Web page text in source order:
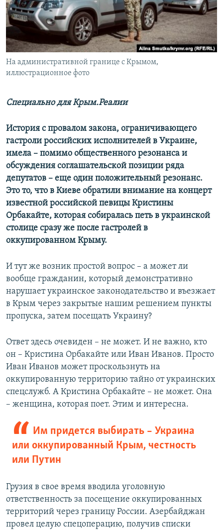
ПОБЕДИТЕЛЕЙ НЕ СУДЯТ?
КРЫМ.НЕПОКОРЕННЫЙ
ELIFBE
УКРАИНСКАЯ ПРОБЛЕМА КРЫМА
ПРИСОЕДИНЯЙТЕСЬ!
Все сайты RFE/RL
На административной границе с Крымом,
иллюстрационное фото
Специально для Крым.Реалии
История с провалом закона, ограничивающего
гастроли российских исполнителей в Украине,
имела – помимо общественного резонанса и
обсуждения соглашательской позиции ряда
депутатов – еще один положительный резонанс.
Это то, что в Киеве обратили внимание на концерт
известной российской певицы Кристины
Орбакайте, которая собиралась петь в украинской
столице сразу же после гастролей в
оккупированном Крыму.
И тут же возник простой вопрос – а может ли
вообще гражданин, который демонстративно
нарушает украинское законодательство и въезжает
в Крым через закрытые нашим решением пункты
пропуска, затем посещать Украину?
Ответ здесь очевиден – не может. И не важно, кто
он – Кристина Орбакайте или Иван Иванов. Просто
Иван Иванов может проскользнуть на
оккупированную территорию тайно от украинских
спецслужб. А Кристина Орбакайте – не может. Она
– женщина, которая поет. Этим и интересна.
Им придется выбирать – Украина
или оккупированный Крым, честность
или Путин
Грузия в свое время вводила уголовную
ответственность за посещение оккупированных
территорий через границу России. Азербайджан
провел целую спецоперацию, получив списки